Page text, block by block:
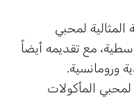
المثالية لمحبي
مع تقديمه أيضاً
ورومانسية.
المأكولات